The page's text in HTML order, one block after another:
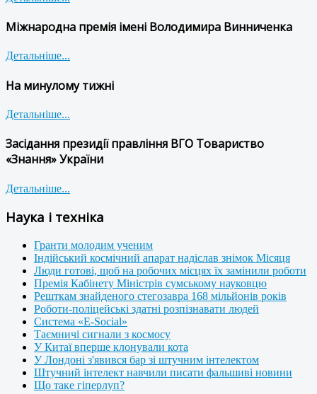
Міжнародна премія імені Володимира Винниченка
Детальніше...
На минулому тижні
Детальніше...
Засідання президії правління ВГО Товариство
«Знання» України
Детальніше...
Наука і техніка
Гранти молодим ученим
Індійський космічний апарат надіслав знімок Місяця
Люди готові, щоб на робочих місцях їх замінили роботи
Премія Кабінету Міністрів сумському науковцю
Решткам знайденого стегозавра 168 мільйонів років
Роботи-поліцейські здатні розпізнавати людей
Система «E-Social»
Таємничі сигнали з космосу
У Китаї вперше клонували кота
У Лондоні з'явився бар зі штучним інтелектом
Штучний інтелект навчили писати фальшиві новини
Що таке гіперлуп?